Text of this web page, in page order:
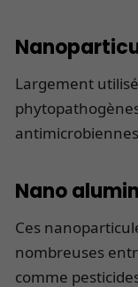
Largement
Nano
Ces
nombreuses
comme